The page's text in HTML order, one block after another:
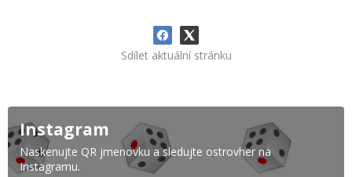
Sdílet aktuální stránku
Instagram
Naskenujte QR jmenovku a sledujte ostrovher na
Instagramu.